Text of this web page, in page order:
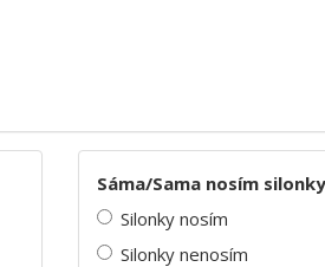
Sáma/Sama nosím
Silonky nosím
Silonky nenosím